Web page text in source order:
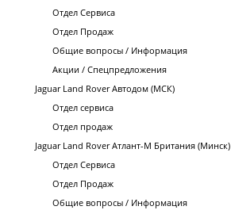
Отдел Сервиса
Отдел Продаж
Общие вопросы / Информация
Акции / Спецпредложения
Jaguar Land Rover Автодом (МСК)
Отдел сервиса
Отдел продаж
Jaguar Land Rover Атлант-М Британия (Минск)
Отдел Сервиса
Отдел Продаж
Общие вопросы / Информация